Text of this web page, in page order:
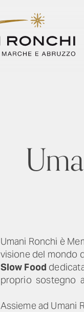
Umani Ronchi è
visione del mondo
Slow Food
proprio sostegno
Assieme ad Umani